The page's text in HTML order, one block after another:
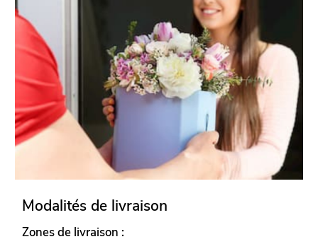
Modalités de livraison
Zones de livraison :